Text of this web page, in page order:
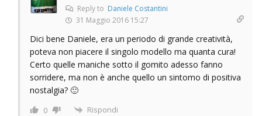
Reply to Daniele Costantini
31 Maggio 2016 15:27
Dici bene Daniele, era un periodo di grande creatività,
poteva non piacere il singolo modello ma quanta cura!
Certo quelle maniche sotto il gomito adesso fanno
sorridere, ma non è anche quello un sintomo di positiva
nostalgia? 🙂
0 Rispondi